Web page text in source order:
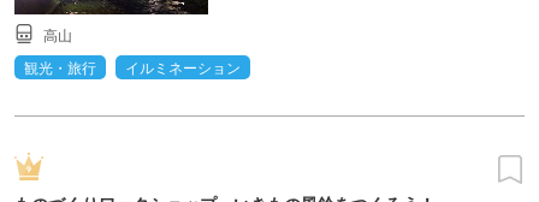
高山
観光・旅行
イルミネーション